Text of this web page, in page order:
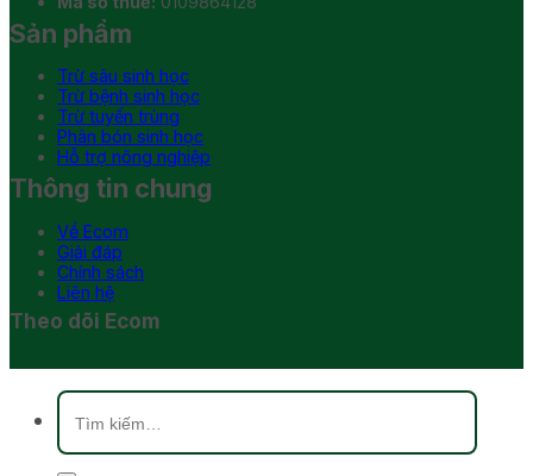
Sản phẩm
Trừ sâu sinh học
Trừ bệnh sinh học
Trừ tuyến trùng
Phân bón sinh học
Hỗ trợ nông nghiệp
Thông tin chung
Về Ecom
Giải đáp
Chính sách
Liên hệ
Theo dõi Ecom
Tìm
kiếm: